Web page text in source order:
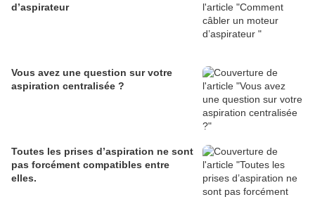
d’aspirateur
Vous avez une question sur votre
aspiration centralisée ?
Toutes les prises d’aspiration ne sont
pas forcément compatibles entre
elles.